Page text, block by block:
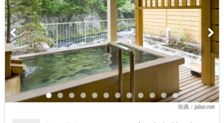
出典：jalan.net